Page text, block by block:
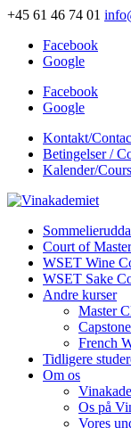
+45 61 46 74 01
Facebook
Google
Facebook
Google
Kontakt/
Betingelser /
Kalender/
Court of
WSET Wine
WSET Sake
Andre kurser
Master
Capstone
French
Tidligere
Om os
Os på
Vores